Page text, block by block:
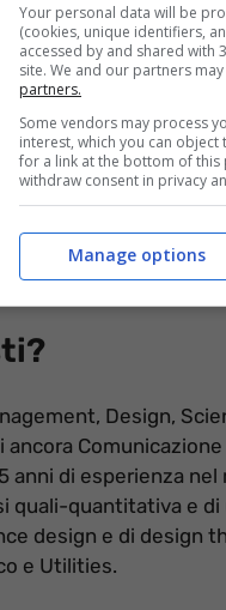
Poste Italiane sta
profili totalmente
, mentre per quanto
Design,
anni di esperienza
quali-quantitativa e
design e di design
e Utilities.
Your personal data will be
(cookies, unique identifiers,
accessed by and shared with
site. We and our partners
partners.
Some vendors may process
interest, which you can
for a link at the bottom of this
withdraw consent in privacy
Manage options